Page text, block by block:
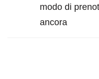
modo di
ancora